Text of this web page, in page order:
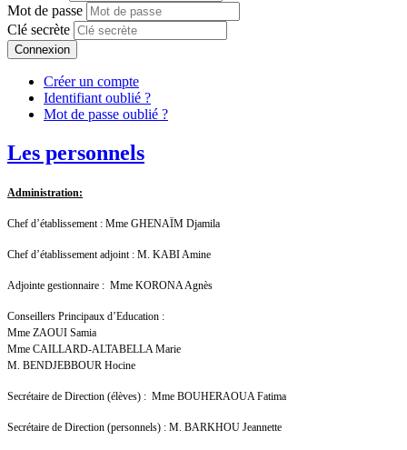
Mot de passe
Clé secrète
Connexion
Créer un compte
Identifiant oublié ?
Mot de passe oublié ?
Les personnels
Administration:
Chef d’établissement : Mme GHENAÏM Djamila
Chef d’établissement adjoint : M. KABI Amine
Adjointe gestionnaire : Mme KORONA Agnès
Conseillers Principaux d’Education :
Mme ZAOUI Samia
Mme CAILLARD-ALTABELLA Marie
M. BENDJEBBOUR Hocine
Secrétaire de Direction (élèves) : Mme BOUHERAOUA Fatima
Secrétaire de Direction (personnels) : M. BARKHOU Jeannette